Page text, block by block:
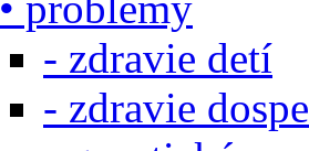
- zdravie detí
- zdravie